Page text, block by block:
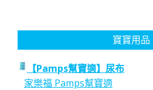
寶寶用品
【Pamps幫寶適】尿布
家樂福 Pamps幫寶適